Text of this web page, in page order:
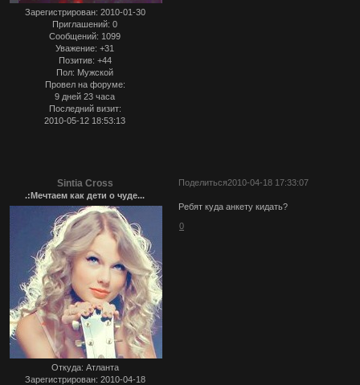
Зарегистрирован: 2010-01-30
Приглашений: 0
Сообщений: 1099
Уважение: +31
Позитив: +44
Пол: Мужской
Провел на форуме:
9 дней 23 часа
Последний визит:
2010-05-12 18:53:13
Поделиться2010-04-18 17:33:07
Sintia Cross
.:Мечтаем как дети о чуде...
Откуда: Атланта
Зарегистрирован: 2010-04-18
Ребят куда анкету кидать?
0